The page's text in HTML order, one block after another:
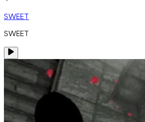
SWEET
SWEET